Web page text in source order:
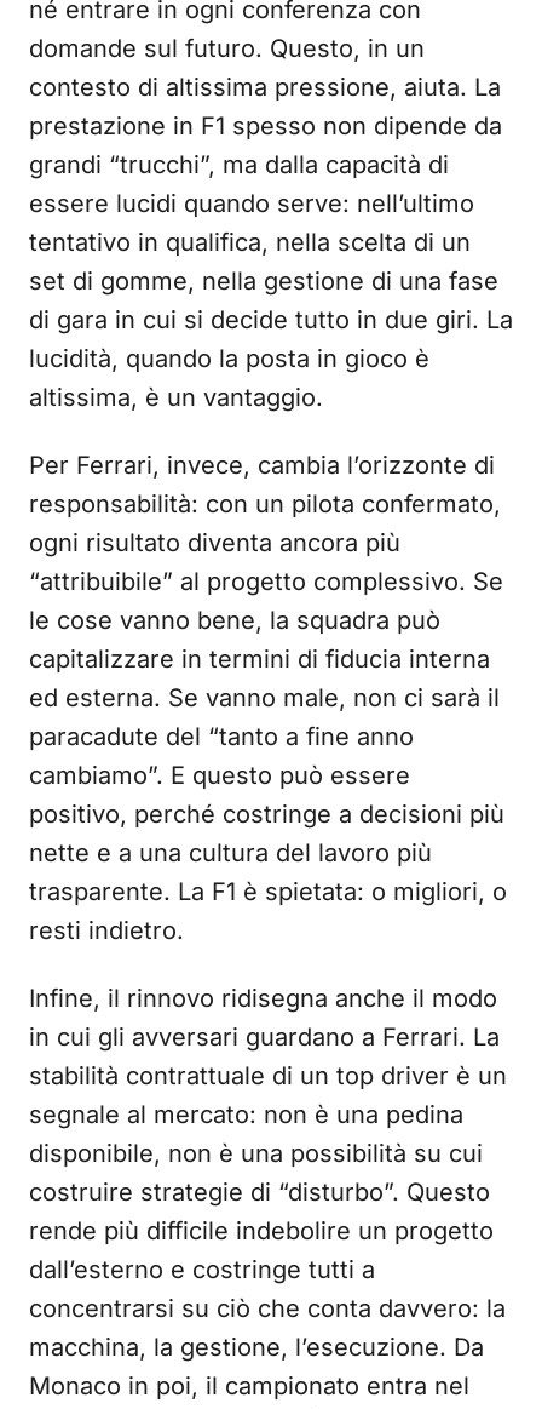
né entrare in ogni conferenza con
domande sul futuro. Questo, in un
contesto di altissima pressione, aiuta. La
prestazione in F1 spesso non dipende da
grandi “trucchi”, ma dalla capacità di
essere lucidi quando serve: nell’ultimo
tentativo in qualifica, nella scelta di un
set di gomme, nella gestione di una fase
di gara in cui si decide tutto in due giri. La
lucidità, quando la posta in gioco è
altissima, è un vantaggio.
Per Ferrari, invece, cambia l’orizzonte di
responsabilità: con un pilota confermato,
ogni risultato diventa ancora più
“attribuibile” al progetto complessivo. Se
le cose vanno bene, la squadra può
capitalizzare in termini di fiducia interna
ed esterna. Se vanno male, non ci sarà il
paracadute del “tanto a fine anno
cambiamo”. E questo può essere
positivo, perché costringe a decisioni più
nette e a una cultura del lavoro più
trasparente. La F1 è spietata: o migliori, o
resti indietro.
Infine, il rinnovo ridisegna anche il modo
in cui gli avversari guardano a Ferrari. La
stabilità contrattuale di un top driver è un
segnale al mercato: non è una pedina
disponibile, non è una possibilità su cui
costruire strategie di “disturbo”. Questo
rende più difficile indebolire un progetto
dall’esterno e costringe tutti a
concentrarsi su ciò che conta davvero: la
macchina, la gestione, l’esecuzione. Da
Monaco in poi, il campionato entra nel